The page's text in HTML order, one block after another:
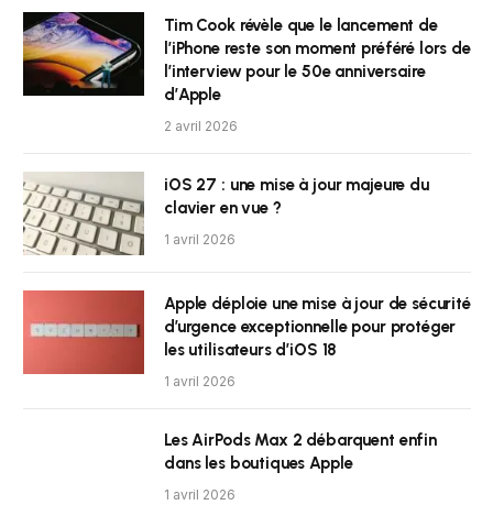
Tim Cook révèle que le lancement de
l’iPhone reste son moment préféré lors de
l’interview pour le 50e anniversaire
d’Apple
2 avril 2026
iOS 27 : une mise à jour majeure du
clavier en vue ?
1 avril 2026
Apple déploie une mise à jour de sécurité
d’urgence exceptionnelle pour protéger
les utilisateurs d’iOS 18
1 avril 2026
Les AirPods Max 2 débarquent enfin
dans les boutiques Apple
1 avril 2026